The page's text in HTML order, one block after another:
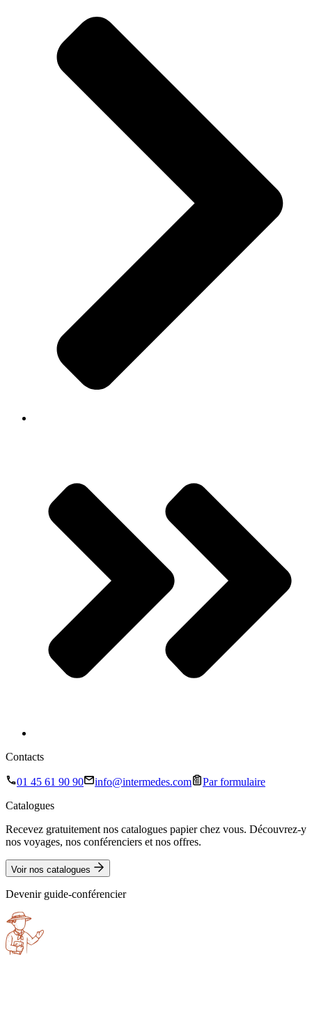
Contacts
01 45 61 90 90 info@intermedes.com
Par formulaire
Catalogues
Recevez gratuitement nos catalogues papier chez vous. Découvrez-y
nos voyages, nos conférenciers et nos offres.
Voir nos catalogues
Devenir guide-conférencier